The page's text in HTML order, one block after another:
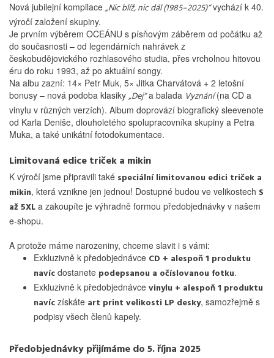
Nová jubilejní kompilace „Nic blíž, nic dál (1985–2025)“vychází k 40.
výročí založení skupiny.
Je prvním výběrem OCEÁNU s písňovým záběrem od počátku až
do současnosti – od legendárních nahrávek z
českobudějovického rozhlasového studia, přes vrcholnou hitovou
éru do roku 1993, až po aktuální songy.
Na albu zazní: 14× Petr Muk, 5× Jitka Charvátová + 2 letošní
bonusy – nová podoba klasiky „Dej“a balada Vyznání(na CD a
vinylu v různých verzích). Album doprovází biografický sleevenote
od Karla Deniše, dlouholetého spolupracovníka skupiny a Petra
Muka, a také unikátní fotodokumentace.
Limitovaná edice triček a mikin
K výročí jsme připravili také speciální limitovanou edici triček a
mikin, která vznikne jen jednou! Dostupné budou ve velikostech S
až 5XL a zakoupíte je výhradně formou předobjednávky v našem
e-shopu.
A protože máme narozeniny, chceme slavit i s vámi:
Exkluzivně k předobjednávce CD + alespoň 1 produktu
navíc dostanete podepsanou a očíslovanou fotku.
Exkluzivně k předobjednávce vinylu + alespoň 1 produktu
navíc získáte art print velikosti LP desky, samozřejmě s
podpisy všech členů kapely.
Předobjednávky přijímáme do 5. října 2025